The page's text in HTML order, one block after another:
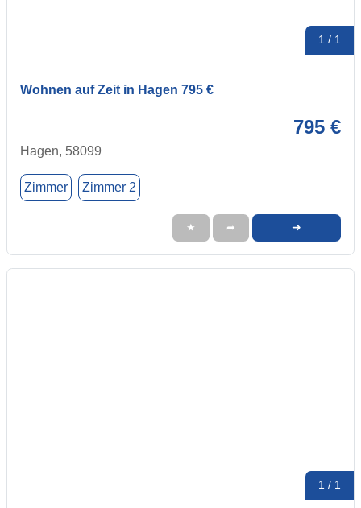
1 / 1
Wohnen auf Zeit in Hagen 795 €
795 €
Hagen, 58099
Zimmer Zimmer 2
★ ➦ ➜
1 / 1